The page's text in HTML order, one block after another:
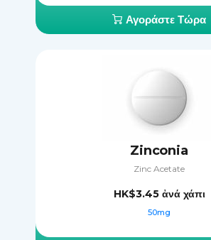
Αγοράστε Τώρα
Zinconia
Zinc Acetate
HK$3.45 ἀνά χάπι
50mg